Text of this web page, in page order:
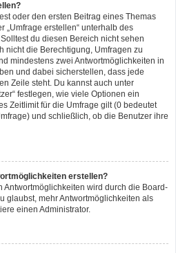
oder den ersten Beitrag eines Themas
„Umfrage erstellen“ unterhalb des
du diesen Bereich nicht sehen
nicht die Berechtigung, Umfragen zu
mindestens zwei Antwortmöglichkeiten in
und dabei sicherstellen, dass jede
Zeile steht. Du kannst auch unter
festlegen, wie viele Optionen ein
Zeitlimit für die Umfrage gilt (0 bedeutet
und schließlich, ob die Benutzer ihre
erstellen?
Antwortmöglichkeiten wird durch die Board-
glaubst, mehr Antwortmöglichkeiten als
einen Administrator.